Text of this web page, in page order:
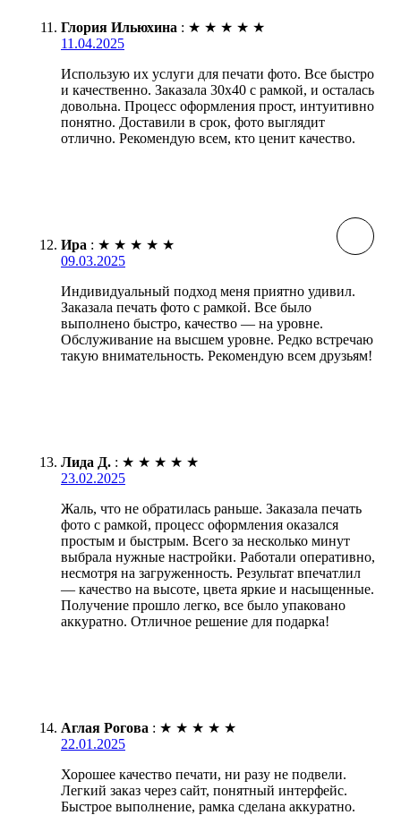
Глория Ильюхина : ★ ★ ★ ★ ★
11.04.2025
Использую их услуги для печати фото. Все быстро
и качественно. Заказала 30х40 с рамкой, и осталась
довольна. Процесс оформления прост, интуитивно
понятно. Доставили в срок, фото выглядит
отлично. Рекомендую всем, кто ценит качество.
Ира : ★ ★ ★ ★ ★
09.03.2025
Индивидуальный подход меня приятно удивил.
Заказала печать фото с рамкой. Все было
выполнено быстро, качество — на уровне.
Обслуживание на высшем уровне. Редко встречаю
такую внимательность. Рекомендую всем друзьям!
Лида Д. : ★ ★ ★ ★ ★
23.02.2025
Жаль, что не обратилась раньше. Заказала печать
фото с рамкой, процесс оформления оказался
простым и быстрым. Всего за несколько минут
выбрала нужные настройки. Работали оперативно,
несмотря на загруженность. Результат впечатлил
— качество на высоте, цвета яркие и насыщенные.
Получение прошло легко, все было упаковано
аккуратно. Отличное решение для подарка!
Аглая Рогова : ★ ★ ★ ★ ★
22.01.2025
Хорошее качество печати, ни разу не подвели.
Легкий заказ через сайт, понятный интерфейс.
Быстрое выполнение, рамка сделана аккуратно.